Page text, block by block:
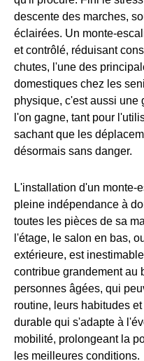
descente des marches,
éclairées. Un monte-
et contrôlé, réduisant
chutes, l'une des
domestiques chez les
physique, c'est aussi une
l'on gagne, tant pour
sachant que les
désormais sans danger.
L'installation d'un monte-
pleine indépendance à
toutes les pièces de sa
l'étage, le salon en bas,
extérieure, est
contribue grandement au
personnes âgées, qui
routine, leurs habitudes
durable qui s'adapte à
mobilité, prolongeant la
les meilleures conditions.